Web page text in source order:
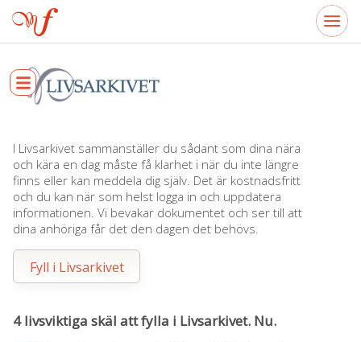
I Livsarkivet sammanställer du sådant som dina nära
och kära en dag måste få klarhet i när du inte längre
finns eller kan meddela dig själv. Det är kostnadsfritt
och du kan när som helst logga in och uppdatera
informationen. Vi bevakar dokumentet och ser till att
dina anhöriga får det den dagen det behövs.
Fyll i Livsarkivet
4 livsviktiga skäl att fylla i Livsarkivet. Nu.